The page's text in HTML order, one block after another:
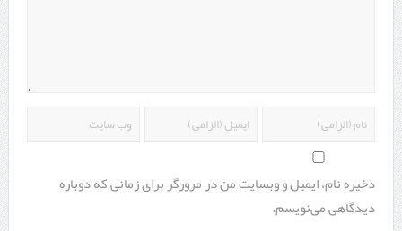
ذخیره نام، ایمیل و وبسایت من در مرورگر برای زمانی که دوباره
دیدگاهی می‌نویسم.